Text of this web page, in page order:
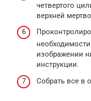
четвертого
верхней
изображении
инструкции.
Собрать все в